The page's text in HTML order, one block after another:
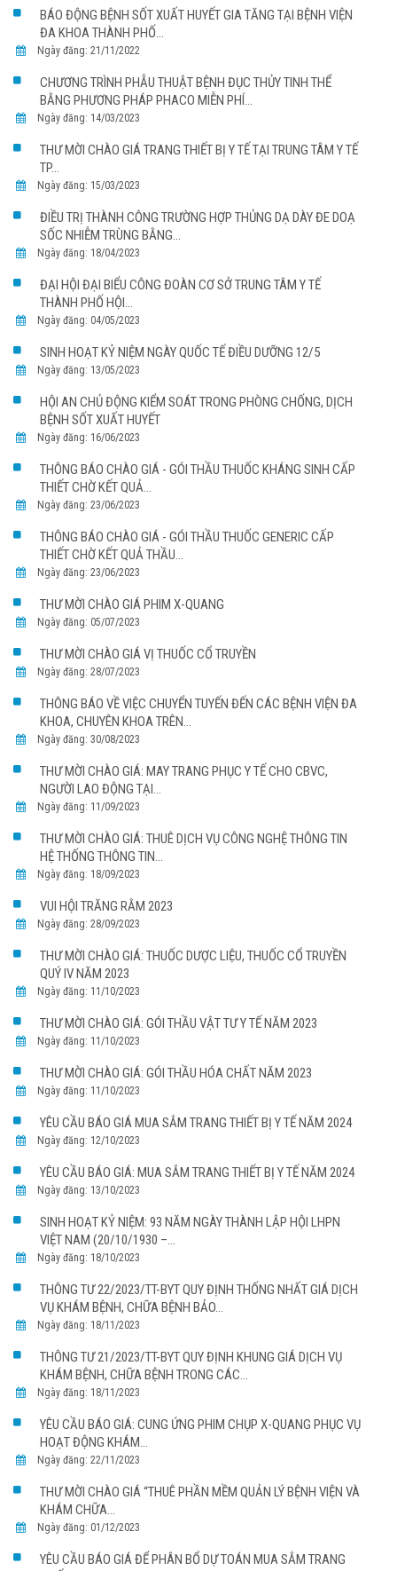
BÁO ĐỘNG BỆNH SỐT XUẤT HUYẾT GIA TĂNG TẠI BỆNH VIỆN
ĐA KHOA THÀNH PHỐ...
Ngày đăng: 21/11/2022
CHƯƠNG TRÌNH PHẪU THUẬT BỆNH ĐỤC THỦY TINH THỂ
BẰNG PHƯƠNG PHÁP PHACO MIỄN PHÍ...
Ngày đăng: 14/03/2023
THƯ MỜI CHÀO GIÁ TRANG THIẾT BỊ Y TẾ TẠI TRUNG TÂM Y TẾ
TP...
Ngày đăng: 15/03/2023
ĐIỀU TRỊ THÀNH CÔNG TRƯỜNG HỢP THỦNG DẠ DÀY ĐE DOẠ
SỐC NHIỄM TRÙNG BẰNG...
Ngày đăng: 18/04/2023
ĐẠI HỘI ĐẠI BIỂU CÔNG ĐOÀN CƠ SỞ TRUNG TÂM Y TẾ
THÀNH PHỐ HỘI...
Ngày đăng: 04/05/2023
SINH HOẠT KỶ NIỆM NGÀY QUỐC TẾ ĐIỀU DƯỠNG 12/5
Ngày đăng: 13/05/2023
HỘI AN CHỦ ĐỘNG KIỂM SOÁT TRONG PHÒNG CHỐNG, DỊCH
BỆNH SỐT XUẤT HUYẾT
Ngày đăng: 16/06/2023
THÔNG BÁO CHÀO GIÁ - GÓI THẦU THUỐC KHÁNG SINH CẤP
THIẾT CHỜ KẾT QUẢ...
Ngày đăng: 23/06/2023
THÔNG BÁO CHÀO GIÁ - GÓI THẦU THUỐC GENERIC CẤP
THIẾT CHỜ KẾT QUẢ THẦU...
Ngày đăng: 23/06/2023
THƯ MỜI CHÀO GIÁ PHIM X-QUANG
Ngày đăng: 05/07/2023
THƯ MỜI CHÀO GIÁ VỊ THUỐC CỔ TRUYỀN
Ngày đăng: 28/07/2023
THÔNG BÁO VỀ VIỆC CHUYỂN TUYẾN ĐẾN CÁC BỆNH VIỆN ĐA
KHOA, CHUYÊN KHOA TRÊN...
Ngày đăng: 30/08/2023
THƯ MỜI CHÀO GIÁ: MAY TRANG PHỤC Y TẾ CHO CBVC,
NGƯỜI LAO ĐỘNG TẠI...
Ngày đăng: 11/09/2023
THƯ MỜI CHÀO GIÁ: THUÊ DỊCH VỤ CÔNG NGHỆ THÔNG TIN
HỆ THỐNG THÔNG TIN...
Ngày đăng: 18/09/2023
VUI HỘI TRĂNG RẰM 2023
Ngày đăng: 28/09/2023
THƯ MỜI CHÀO GIÁ: THUỐC DƯỢC LIỆU, THUỐC CỔ TRUYỀN
QUÝ IV NĂM 2023
Ngày đăng: 11/10/2023
THƯ MỜI CHÀO GIÁ: GÓI THẦU VẬT TƯ Y TẾ NĂM 2023
Ngày đăng: 11/10/2023
THƯ MỜI CHÀO GIÁ: GÓI THẦU HÓA CHẤT NĂM 2023
Ngày đăng: 11/10/2023
YÊU CẦU BÁO GIÁ MUA SẮM TRANG THIẾT BỊ Y TẾ NĂM 2024
Ngày đăng: 12/10/2023
YÊU CẦU BÁO GIÁ: MUA SẮM TRANG THIẾT BỊ Y TẾ NĂM 2024
Ngày đăng: 13/10/2023
SINH HOẠT KỶ NIỆM: 93 NĂM NGÀY THÀNH LẬP HỘI LHPN
VIỆT NAM (20/10/1930 –...
Ngày đăng: 18/10/2023
THÔNG TƯ 22/2023/TT-BYT QUY ĐỊNH THỐNG NHẤT GIÁ DỊCH
VỤ KHÁM BỆNH, CHỮA BỆNH BẢO...
Ngày đăng: 18/11/2023
THÔNG TƯ 21/2023/TT-BYT QUY ĐỊNH KHUNG GIÁ DỊCH VỤ
KHÁM BỆNH, CHỮA BỆNH TRONG CÁC...
Ngày đăng: 18/11/2023
YÊU CẦU BÁO GIÁ: CUNG ỨNG PHIM CHỤP X-QUANG PHỤC VỤ
HOẠT ĐỘNG KHÁM...
Ngày đăng: 22/11/2023
THƯ MỜI CHÀO GIÁ “THUÊ PHẦN MỀM QUẢN LÝ BỆNH VIỆN VÀ
KHÁM CHỮA...
Ngày đăng: 01/12/2023
YÊU CẦU BÁO GIÁ ĐỂ PHÂN BỔ DỰ TOÁN MUA SẮM TRANG